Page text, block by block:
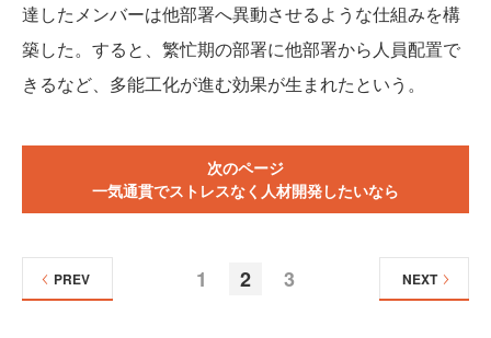
達したメンバーは他部署へ異動させるような仕組みを構
築した。すると、繁忙期の部署に他部署から人員配置で
きるなど、多能工化が進む効果が生まれたという。
次のページ
一気通貫でストレスなく人材開発したいなら
1 2 3
PREV NEXT